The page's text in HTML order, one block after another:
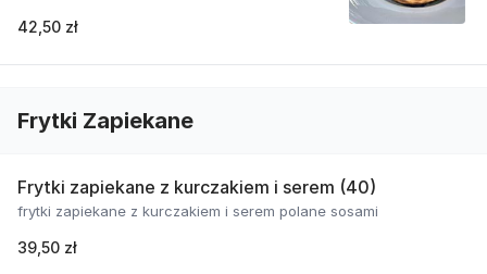
42,50 zł
Frytki Zapiekane
Frytki zapiekane z kurczakiem i serem (40)
frytki zapiekane z kurczakiem i serem polane sosami
39,50 zł